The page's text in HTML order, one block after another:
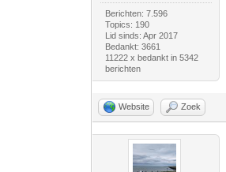
Berichten: 7.596
Topics: 190
Lid sinds: Apr 2017
Bedankt: 3661
11222 x bedankt in 5342
berichten
Website Zoek